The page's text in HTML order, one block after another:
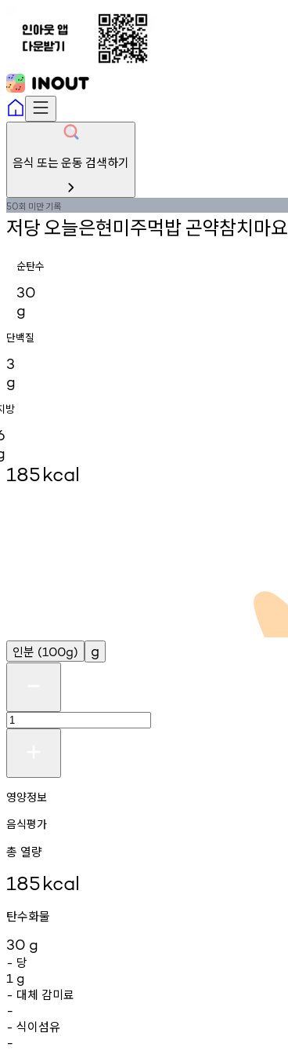
음식 또는 운동 검색하기
50회 미만기록
저당오늘은현미주먹밥곤약참치마요
순탄수
30
g
단백질
3
g
방
185kcal
인분 (100g) g
영양정보
음식평가
총 열량
185kcal
탄수화물
30 g
- 당
1 g
- 대체 감미료
-
- 식이섬유
-